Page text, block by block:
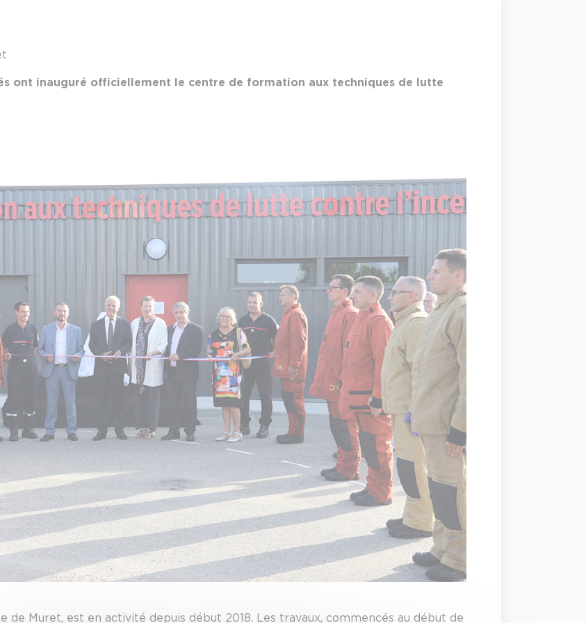
ont inauguré officiellement le centre de formation aux techniques de lutte
de Muret, est en activité depuis début 2018. Les travaux, commencés au début de